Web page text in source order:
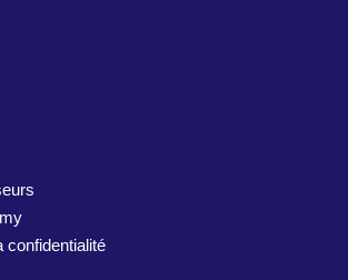
confidentialité